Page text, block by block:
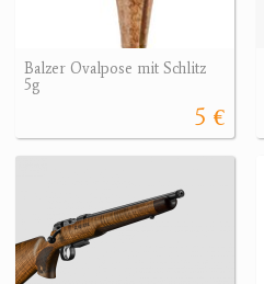
Balzer Ovalpose mit Schlitz
5g
5 €